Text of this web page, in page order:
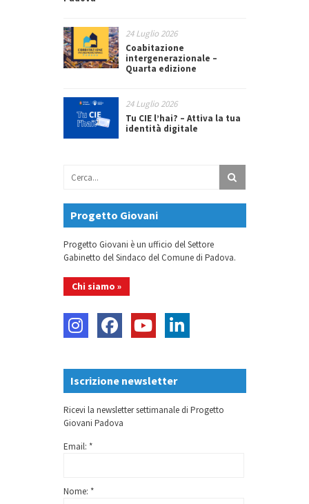
24 Luglio 2026
Coabitazione
intergenerazionale –
Quarta edizione
24 Luglio 2026
Tu CIE l’hai? – Attiva la tua
identità digitale
Progetto Giovani
Progetto Giovani è un ufficio del Settore
Gabinetto del Sindaco del Comune di Padova.
Chi siamo »
Iscrizione newsletter
Ricevi la newsletter settimanale di Progetto
Giovani Padova
Email: *
Nome: *